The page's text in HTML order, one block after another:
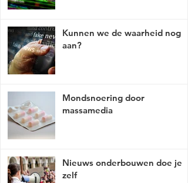
Kunnen we de waarheid nog
aan?
Mondsnoering door
massamedia
Nieuws onderbouwen doe je
zelf